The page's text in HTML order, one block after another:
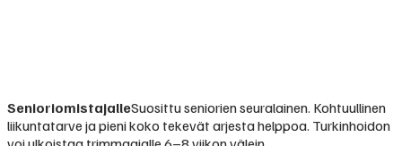
SenioriomistajalleSuosittu seniorien seuralainen. Kohtuullinen
liikuntatarve ja pieni koko tekevät arjesta helppoa. Turkinhoidon